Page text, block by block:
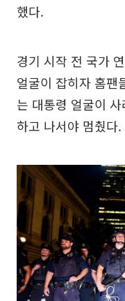
했다.
경기 시작 전 국가
얼굴이 잡히자 홈팬
는 대통령 얼굴이
하고 나서야 멈췄다.